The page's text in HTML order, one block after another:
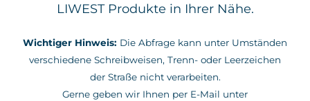
LIWEST Produkte in Ihrer Nähe.
Wichtiger Hinweis: Die Abfrage kann unter Umständen
verschiedene Schreibweisen, Trenn- oder Leerzeichen
der Straße nicht verarbeiten.
Gerne geben wir Ihnen per E-Mail unter